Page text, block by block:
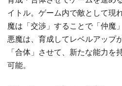
イトル。ゲーム内で敵として現
魔は「交渉」することで「仲魔
悪魔は、育成してレベルアップ
「合体」させて、新たな能力を
可能。